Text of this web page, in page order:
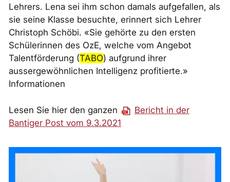
Lehrers. Lena sei ihm schon damals aufgefallen, als
sie seine Klasse besuchte, erinnert sich Lehrer
Christoph Schöbi. «Sie gehörte zu den ersten
Schülerinnen des OzE, welche vom Angebot
Talentförderung (TABO) aufgrund ihrer
aussergewöhnlichen Intelligenz profitierte.»
Informationen
Lesen Sie hier den ganzen
Bericht in der
Bantiger Post vom 9.3.2021